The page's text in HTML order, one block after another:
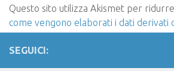
Questo sito utilizza Akismet per
come vengono elaborati i dati derivati
SEGUICI: